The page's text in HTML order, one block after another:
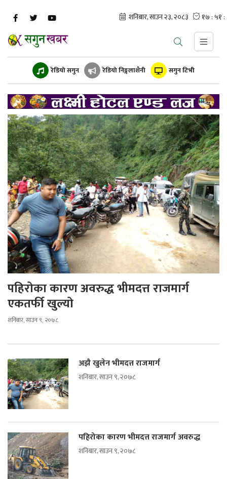
रेडियो सगुन रेडियो निङ्गलाशैनी सगुन टिभी
पहिरोका कारण अवरुद्ध भीमदत्त राजमार्ग
एकतर्फी खुल्यो
शनिबार, साउन ९, २०७८
अझै खुलेन भीमदत्त राजमार्ग
शनिबार, साउन ९, २०७८
पहिरोका कारण भीमदत्त राजमार्ग अवरुद्ध
शनिबार, साउन ९, २०७८